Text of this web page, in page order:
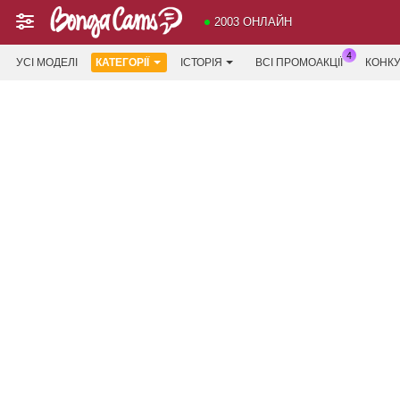
2003 ОНЛАЙН
УСІ МОДЕЛІ КАТЕГОРІЇ ІСТОРІЯ ВСІ ПРОМОАКЦІЇ